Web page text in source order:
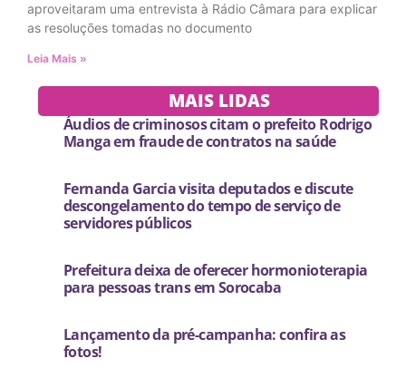
aproveitaram uma entrevista à Rádio Câmara para explicar
as resoluções tomadas no documento
Leia Mais »
MAIS LIDAS
Áudios de criminosos citam o prefeito Rodrigo
Manga em fraude de contratos na saúde
Fernanda Garcia visita deputados e discute
descongelamento do tempo de serviço de
servidores públicos
Prefeitura deixa de oferecer hormonioterapia
para pessoas trans em Sorocaba
Lançamento da pré-campanha: confira as
fotos!